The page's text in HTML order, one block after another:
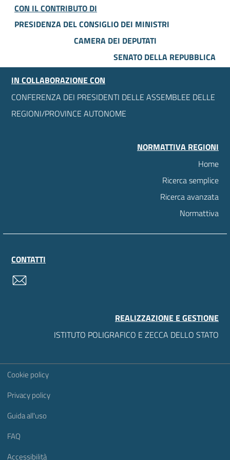
CON IL CONTRIBUTO DI
PRESIDENZA DEL CONSIGLIO DEI MINISTRI
CAMERA DEI DEPUTATI
SENATO DELLA REPUBBLICA
IN COLLABORAZIONE CON
CONFERENZA DEI PRESIDENTI DELLE ASSEMBLEE DELLE
REGIONI/PROVINCE AUTONOME
NORMATTIVA REGIONI
Home
Ricerca semplice
Ricerca avanzata
Normattiva
CONTATTI
REALIZZAZIONE E GESTIONE
ISTITUTO POLIGRAFICO E ZECCA DELLO STATO
Sezione Link Utili
Cookie policy
Privacy policy
Guida all'uso
FAQ
Accessibilità